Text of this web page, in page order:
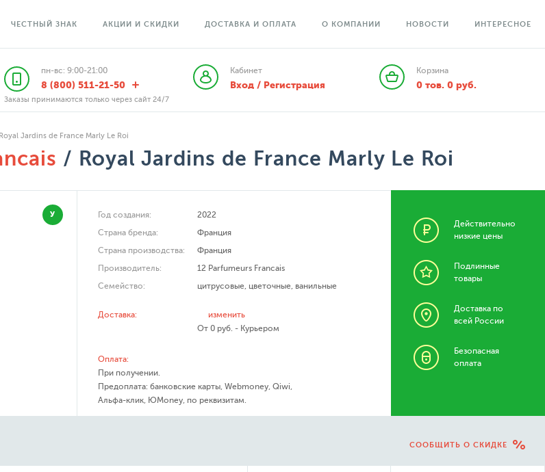
ЧЕСТНЫЙ ЗНАК АКЦИИ И СКИДКИ ДОСТАВКА И ОПЛАТА О КОМПАНИИ НОВОСТИ ИНТЕРЕСНОЕ
пн-вс: 9:00-21:00
8 (800) 511-21-50
Заказы принимаются только через сайт 24/7
Кабинет
Вход / Регистрация
Корзина
0 тов. 0руб.
Royal Jardins de France Marly Le Roi
/ Royal Jardins de France Marly Le Roi
У Год создания:
2022
Страна бренда:
Франция
Страна производства:
Франция
Производитель:
12 Parfumeurs Francais
Семейство:
цитрусовые, цветочные, ванильные
Доставка:
изменить
От 0 руб. - Курьером
Оплата:
При получении.
Предоплата: банковские карты, Webmoney, Qiwi,
Альфа-клик, ЮMoney, по реквизитам.
Действительно
низкие цены
Подлинные
товары
Доставка по
всей России
Безопасная
оплата
СООБЩИТЬ О СКИДКЕ